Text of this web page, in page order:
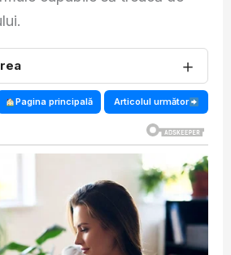
＋
Pagina principală Articolul următor